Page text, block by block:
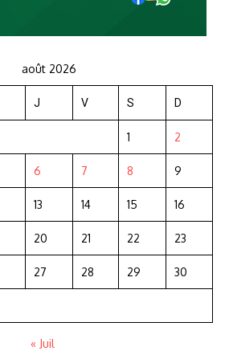
août 2026
J V S D
1 2
6 7 8 9
13 14 15 16
20 21 22 23
27 28 29 30
« Juil